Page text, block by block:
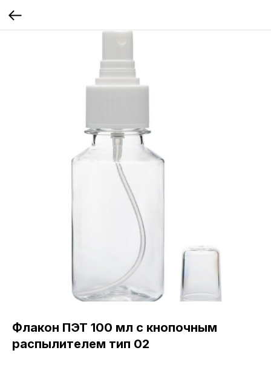
Флакон ПЭТ 100 мл с кнопочным
распылителем тип 02